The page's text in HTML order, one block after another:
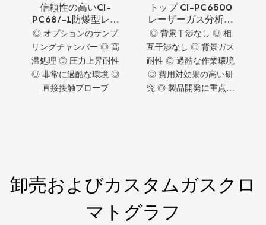
信頼性の高いCI-
PC68/-1防爆型レー
ザーガス分析装置
◎ オプションのサンプ
リングチャンバー ◎ 高
温処理 ◎ 圧力上昇耐性
◎ 非常に過酷な環境 ◎
直接接触プローブ
トップ CI-PC6500
レーザーガス分析装
置
◎ 背景干渉なし ◎ 相
互干渉なし ◎ 背景ガス
耐性 ◎ 過酷な作業環境
◎ 費用対効果の高い研
究 ◎ 製品開発に重点を
卸売およびカスタムガスクロ
マトグラフ